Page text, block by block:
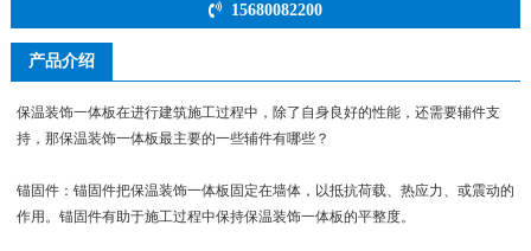
15680082200
产品介绍
保温装饰一体板在进行建筑施工过程中，除了自身良好的性能，还需要辅件支
持，那保温装饰一体板最主要的一些辅件有哪些？
锚固件：锚固件把保温装饰一体板固定在墙体，以抵抗荷载、热应力、或震动的
作用。锚固件有助于施工过程中保持保温装饰一体板的平整度。